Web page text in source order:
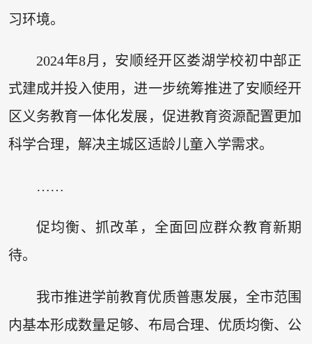
习环境。
2024年8月，安顺经开区娄湖学校初中部正
式建成并投入使用，进一步统筹推进了安顺经开
区义务教育一体化发展，促进教育资源配置更加
科学合理，解决主城区适龄儿童入学需求。
……
促均衡、抓改革，全面回应群众教育新期
待。
我市推进学前教育优质普惠发展，全市范围
内基本形成数量足够、布局合理、优质均衡、公